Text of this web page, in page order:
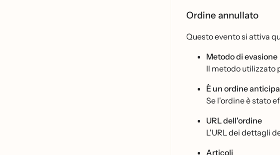
Ordine annullato
Questo evento si attiva
Metodo di evasione
Il metodo utilizzato
È un ordine
Se l'ordine è stato
URL dell'ordine
L'URL dei dettagli
Articoli